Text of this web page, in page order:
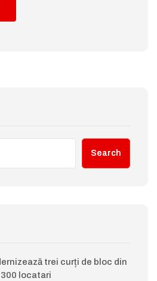
Search
trei curți de bloc din
locatari